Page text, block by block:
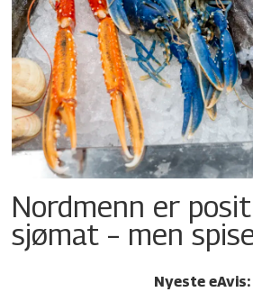
Nordmenn er
sjømat – men
Nyeste eAvis: